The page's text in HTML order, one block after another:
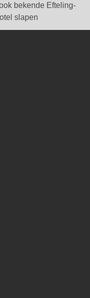
bekende Efteling-
slapen